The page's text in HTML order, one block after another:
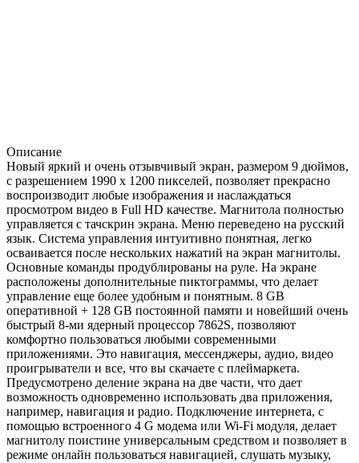
Описание
Новый яркий и очень отзывчивый экран, размером 9 дюймов,
с разрешением 1990 х 1200 пикселей, позволяет прекрасно
воспроизводит любые изображения и наслаждаться
просмотром видео в Full HD качестве. Магнитола полностью
управляется с тачскрин экрана. Меню переведено на русский
язык. Система управления интуитивно понятная, легко
осваивается после нескольких нажатий на экран магнитолы.
Основные команды продублированы на руле. На экране
расположены дополнительные пиктограммы, что делает
управление еще более удобным и понятным. 8 GB
оперативной + 128 GB постоянной памяти и новейший очень
быстрый 8-ми ядерный процессор 7862S, позволяют
комфортно пользоваться любыми современными
приложениями. Это навигация, мессенджеры, аудио, видео
проигрыватели и все, что вы скачаете с плеймаркета.
Предусмотрено деление экрана на две части, что дает
возможность одновременно использовать два приложения,
например, навигация и радио. Подключение интернета, с
помощью встроенного 4 G модема или Wi-Fi модуля, делает
магнитолу поистине универсальным средством и позволяет в
режиме онлайн пользоваться навигацией, слушать музыку,